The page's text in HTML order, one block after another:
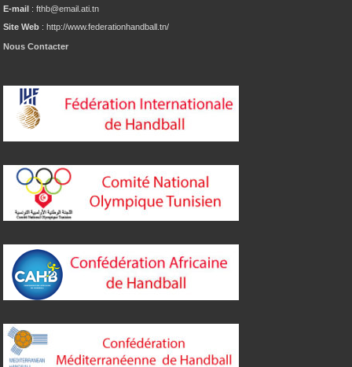
E-mail : fthb@email.ati.tn
Site Web : http://www.federationhandball.tn/
Nous Contacter